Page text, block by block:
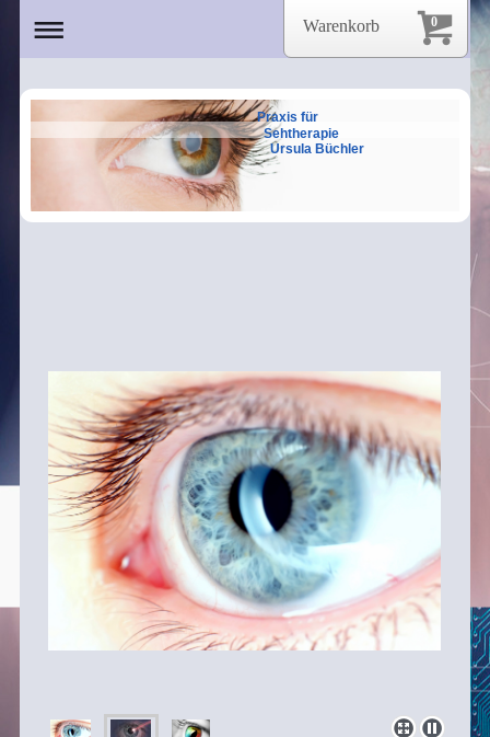
Praxis für
Sehtherapie
Ursula Büchler
0
Warenkorb